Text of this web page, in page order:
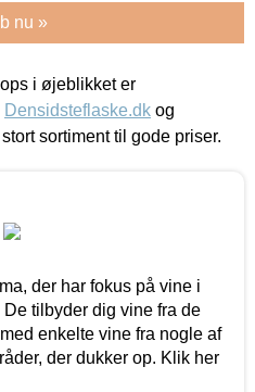
nu »
i øjeblikket er
Densidsteflaske.dk og
sortiment til gode priser.
der har fokus på vine i
tilbyder dig vine fra de
enkelte vine fra nogle af
der dukker op. Klik her